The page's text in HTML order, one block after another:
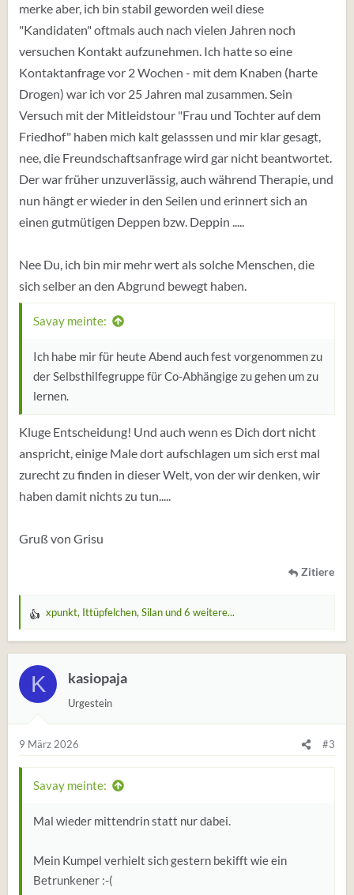
merke aber, ich bin stabil geworden weil diese
"Kandidaten" oftmals auch nach vielen Jahren noch
versuchen Kontakt aufzunehmen. Ich hatte so eine
Kontaktanfrage vor 2 Wochen - mit dem Knaben (harte
Drogen) war ich vor 25 Jahren mal zusammen. Sein
Versuch mit der Mitleidstour "Frau und Tochter auf dem
Friedhof" haben mich kalt gelasssen und mir klar gesagt,
nee, die Freundschaftsanfrage wird gar nicht beantwortet.
Der war früher unzuverlässig, auch während Therapie, und
nun hängt er wieder in den Seilen und erinnert sich an
einen gutmütigen Deppen bzw. Deppin .....
Nee Du, ich bin mir mehr wert als solche Menschen, die
sich selber an den Abgrund bewegt haben.
Savay meinte:
Ich habe mir für heute Abend auch fest vorgenommen zu
der Selbsthilfegruppe für Co-Abhängige zu gehen um zu
lernen.
Kluge Entscheidung! Und auch wenn es Dich dort nicht
anspricht, einige Male dort aufschlagen um sich erst mal
zurecht zu finden in dieser Welt, von der wir denken, wir
haben damit nichts zu tun.....
Gruß von Grisu
Zitiere
W
r
t
u
n
e
n
xpunkt, Ittüpfelchen, Silanund 6 weitere...
K kasiopaja
Urgestein
9 März 2026 #3
Savay meinte:
Mal wieder mittendrin statt nur dabei.
Mein Kumpel verhielt sich gestern bekifft wie ein
Betrunkener :-(